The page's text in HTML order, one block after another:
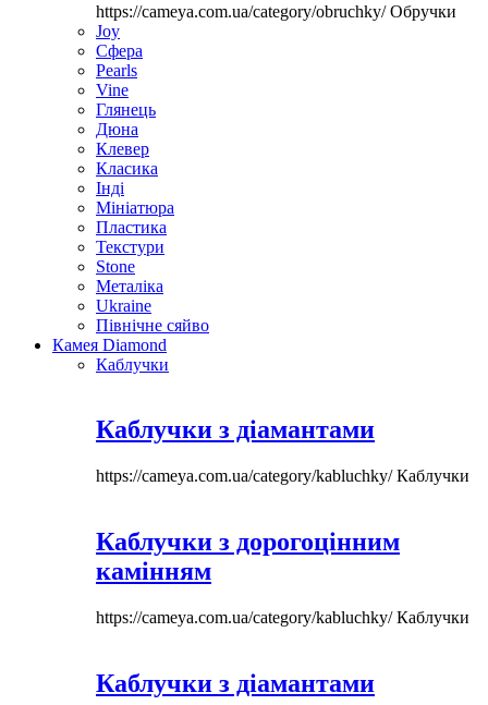
https://cameya.com.ua/category/obruchky/Обручки
Joy
Сфера
Pearls
Vine
Глянець
Дюна
Клевер
Класика
Інді
Мініатюра
Пластика
Текстури
Stone
Металіка
Ukraine
Північне сяйво
Камея Diamond
Каблучки
Каблучки з діамантами
https://cameya.com.ua/category/kabluchky/Каблучки
Каблучки з дорогоцінним
камінням
https://cameya.com.ua/category/kabluchky/Каблучки
Каблучки з діамантами